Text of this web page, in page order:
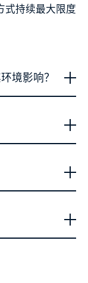
式持续最大限度
境影响？